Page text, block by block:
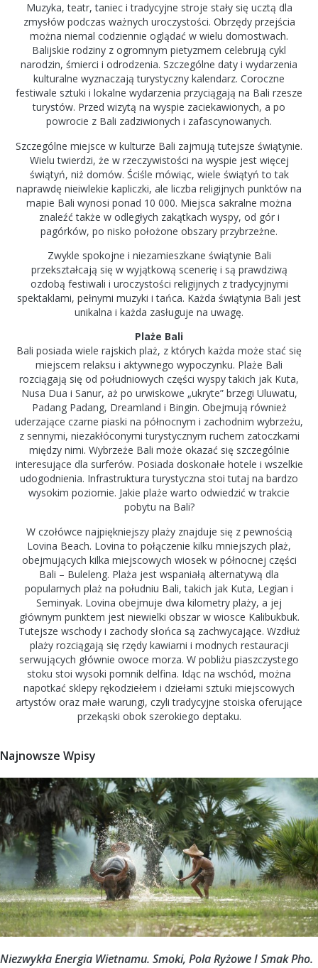
Muzyka, teatr, taniec i tradycyjne stroje stały się ucztą dla
zmysłów podczas ważnych uroczystości. Obrzędy przejścia
można niemal codziennie oglądać w wielu domostwach.
Balijskie rodziny z ogromnym pietyzmem celebrują cykl
narodzin, śmierci i odrodzenia. Szczególne daty i wydarzenia
kulturalne wyznaczają turystyczny kalendarz. Coroczne
festiwale sztuki i lokalne wydarzenia przyciągają na Bali rzesze
turystów. Przed wizytą na wyspie zaciekawionych, a po
powrocie z Bali zadziwionych i zafascynowanych.
Szczególne miejsce w kulturze Bali zajmują tutejsze świątynie.
Wielu twierdzi, że w rzeczywistości na wyspie jest więcej
świątyń, niż domów. Ściśle mówiąc, wiele świątyń to tak
naprawdę nieiwlekie kapliczki, ale liczba religijnych punktów na
mapie Bali wynosi ponad 10 000. Miejsca sakralne można
znaleźć także w odległych zakątkach wyspy, od gór i
pagórków, po nisko położone obszary przybrzeżne.
Zwykle spokojne i niezamieszkane świątynie Bali
przekształcają się w wyjątkową scenerię i są prawdziwą
ozdobą festiwali i uroczystości religijnych z tradycyjnymi
spektaklami, pełnymi muzyki i tańca. Każda świątynia Bali jest
unikalna i każda zasługuje na uwagę.
Plaże Bali
Bali posiada wiele rajskich plaż, z których każda może stać się
miejscem relaksu i aktywnego wypoczynku. Plaże Bali
rozciągają się od południowych części wyspy takich jak Kuta,
Nusa Dua i Sanur, aż po urwiskowe „ukryte” brzegi Uluwatu,
Padang Padang, Dreamland i Bingin. Obejmują również
uderzające czarne piaski na północnym i zachodnim wybrzeżu,
z sennymi, niezakłóconymi turystycznym ruchem zatoczkami
między nimi. Wybrzeże Bali może okazać się szczególnie
interesujące dla surferów. Posiada doskonałe hotele i wszelkie
udogodnienia. Infrastruktura turystyczna stoi tutaj na bardzo
wysokim poziomie. Jakie plaże warto odwiedzić w trakcie
pobytu na Bali?
W czołówce najpiękniejszy plaży znajduje się z pewnością
Lovina Beach. Lovina to połączenie kilku mniejszych plaż,
obejmujących kilka miejscowych wiosek w północnej części
Bali – Buleleng. Plaża jest wspaniałą alternatywą dla
popularnych plaż na południu Bali, takich jak Kuta, Legian i
Seminyak. Lovina obejmuje dwa kilometry plaży, a jej
głównym punktem jest niewielki obszar w wiosce Kalibukbuk.
Tutejsze wschody i zachody słońca są zachwycające. Wzdłuż
plaży rozciągają się rzędy kawiarni i modnych restauracji
serwujących głównie owoce morza. W pobliżu piaszczystego
stoku stoi wysoki pomnik delfina. Idąc na wschód, można
napotkać sklepy rękodziełem i dziełami sztuki miejscowych
artystów oraz małe warungi, czyli tradycyjne stoiska oferujące
przekąski obok szerokiego deptaku.
Najnowsze Wpisy
Niezwykła Energia Wietnamu. Smoki, Pola Ryżowe I Smak Pho.